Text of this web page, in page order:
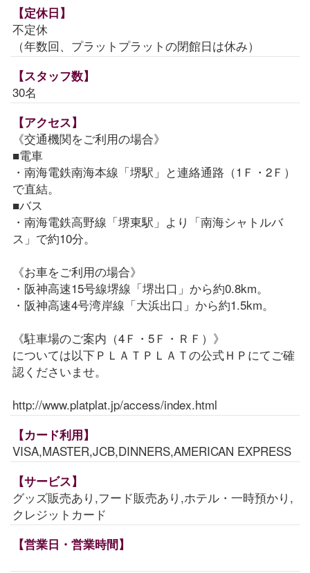
【定休日】
不定休
（年数回、プラットプラットの閉館日は休み）
【スタッフ数】
30名
【アクセス】
《交通機関をご利用の場合》
■電車
・南海電鉄南海本線「堺駅」と連絡通路（1Ｆ・2Ｆ）
で直結。
■バス
・南海電鉄高野線「堺東駅」より「南海シャトルバ
ス」で約10分。
《お車をご利用の場合》
・阪神高速15号線堺線「堺出口」から約0.8km。
・阪神高速4号湾岸線「大浜出口」から約1.5km。
《駐車場のご案内（4Ｆ・5Ｆ・ＲＦ）》
については以下ＰＬＡＴＰＬＡＴの公式ＨＰにてご確
認くださいませ。
http://www.platplat.jp/access/index.html
【カード利用】
VISA,MASTER,JCB,DINNERS,AMERICAN EXPRESS
【サービス】
グッズ販売あり,フード販売あり,ホテル・一時預かり,
クレジットカード
【営業日・営業時間】